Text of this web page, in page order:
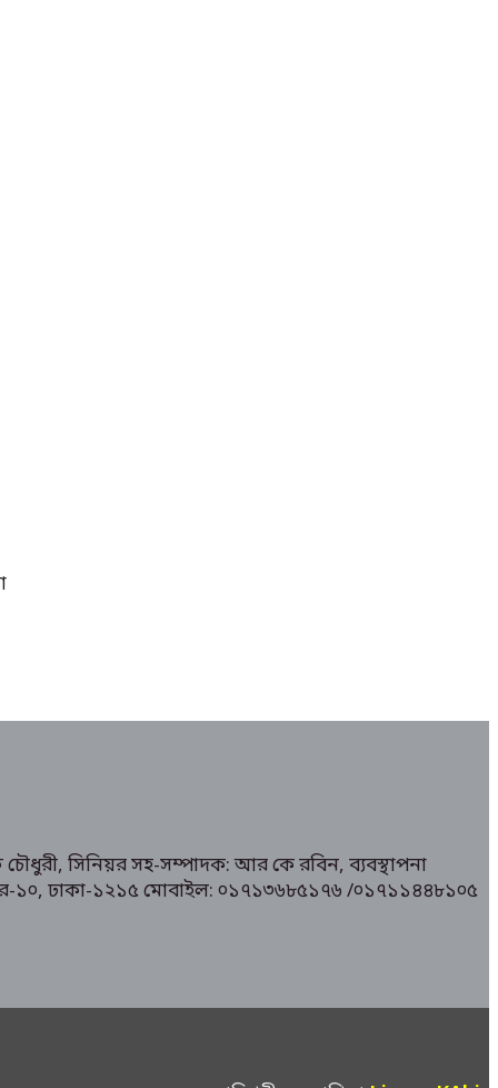
সিনিয়র সহ-সম্পাদক: আর কে রবিন, ব্যবস্থাপনা
১০, ঢাকা-১২১৫ মোবাইল: ০১৭১৩৬৮৫১৭৬ /০১৭১১৪৪৮১০৫